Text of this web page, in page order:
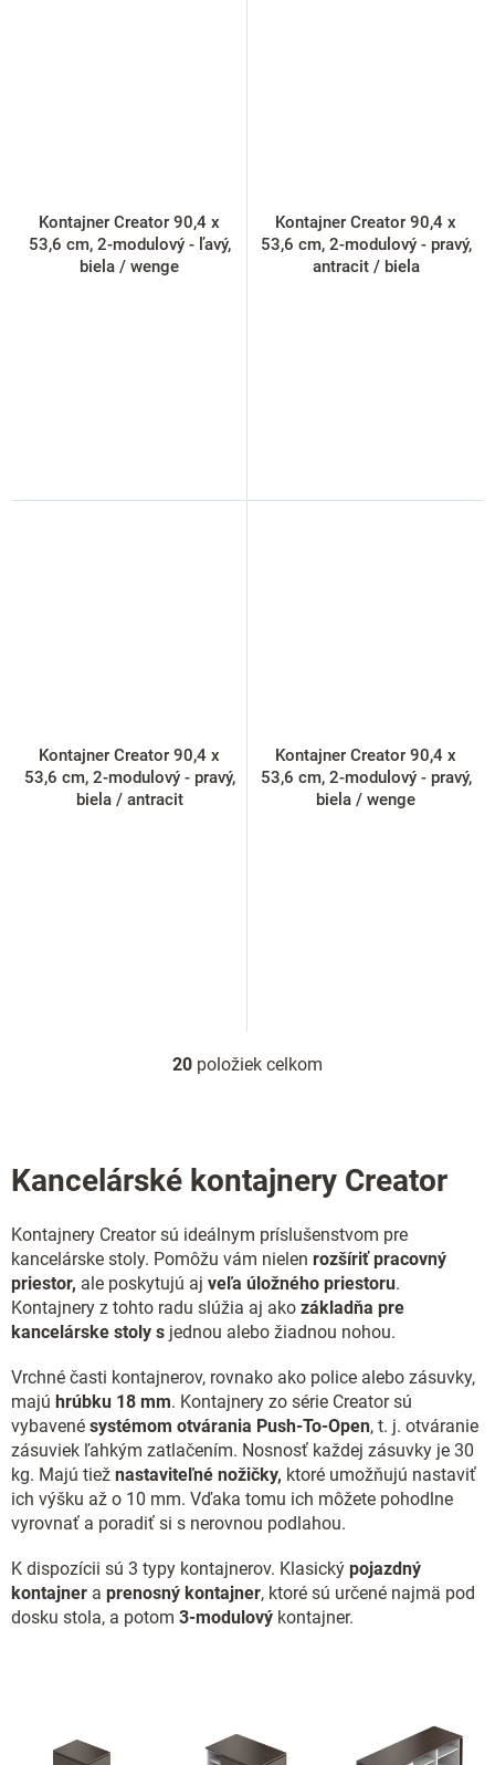
Kontajner Creator 90,4 x
53,6 cm, 2-modulový - ľavý,
biela / wenge
Kontajner Creator 90,4 x
53,6 cm, 2-modulový - pravý,
antracit / biela
Kontajner Creator 90,4 x
53,6 cm, 2-modulový - pravý,
biela / antracit
Kontajner Creator 90,4 x
53,6 cm, 2-modulový - pravý,
biela / wenge
O
a
e
p
r
v
k
v
ý
p
i
s
u
20 položiek celkom
Kancelárské kontajnery Creator
Kontajnery Creator sú ideálnym príslušenstvom pre
kancelárske stoly. Pomôžu vám nielen rozšíriť pracovný
priestor, ale poskytujú aj veľa úložného priestoru.
Kontajnery z tohto radu slúžia aj ako základňa pre
kancelárske stoly s jednou alebo žiadnou nohou.
Vrchné časti kontajnerov, rovnako ako police alebo zásuvky,
majú hrúbku 18 mm. Kontajnery zo série Creator sú
vybavené systémom otvárania Push-To-Open, t. j. otváranie
zásuviek ľahkým zatlačením. Nosnosť každej zásuvky je 30
kg. Majú tiež nastaviteľné nožičky, ktoré umožňujú nastaviť
ich výšku až o 10 mm. Vďaka tomu ich môžete pohodlne
vyrovnať a poradiť si s nerovnou podlahou.
K dispozícii sú 3 typy kontajnerov. Klasický pojazdný
kontajner a prenosný kontajner, ktoré sú určené najmä pod
dosku stola, a potom 3-modulový kontajner.